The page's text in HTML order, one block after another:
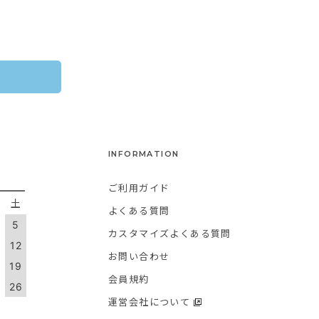
土
5
12
19
26
INFORMATION
ご利用ガイド
よくある質問
カスタマイズよくある質問
お問い合わせ
会員規約
運営会社について